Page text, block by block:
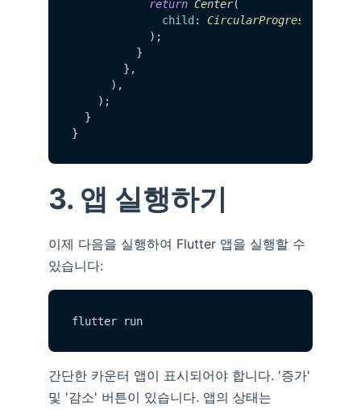
return Center(
child :
            );
          }
        },
      ),
    );
  }
3. 앱 실행하기
이제 다음을 실행하여 Flutter 앱을 실행할 수
있습니다:
flutter run
간단한 카운터 앱이 표시되어야 합니다. '증가'
및 '감소' 버튼이 있습니다. 앱의 상태는